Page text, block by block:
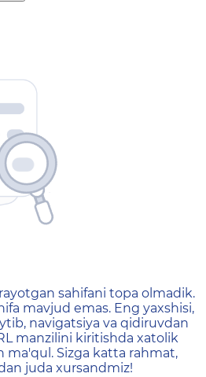
не
sahifani topa olmadik.
mavjud emas. Eng yaxshisi,
navigatsiya va qidiruvdan
manzilini kiritishda xatolik
ma'qul. Sizga katta rahmat,
juda xursandmiz!